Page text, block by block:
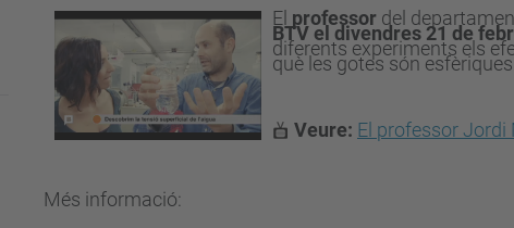
El professor del
BTV el divendres 21 de
diferents experiments els
què les gotes són esfèriques.
Veure: El professor Jordi
Més informació: